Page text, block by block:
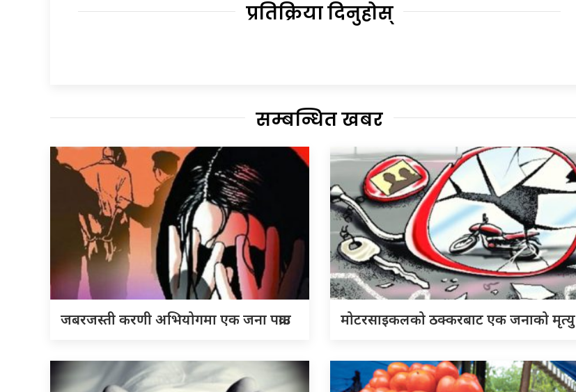
प्रतिक्रिया दिनुहोस्
सम्बन्धित खबर
जबरजस्ती करणी अभियोगमा एक जना पक्राउ मोटरसाइकलको ठक्करबाट एक जनाको मृत्यु